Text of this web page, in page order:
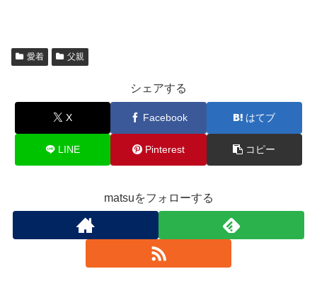
愛着 父親
シェアする
X Facebook はてブ
LINE Pinterest コピー
matsuをフォローする